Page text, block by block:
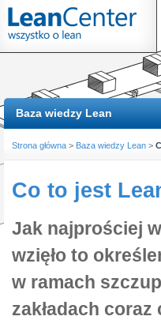
Baza wiedzy Lean
Strona główna > Baza wiedzy Lean >
Co to jest
Jak najprościej
wzięło to
w ramach
zakładach